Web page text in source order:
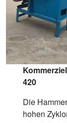
420
Die
hohen